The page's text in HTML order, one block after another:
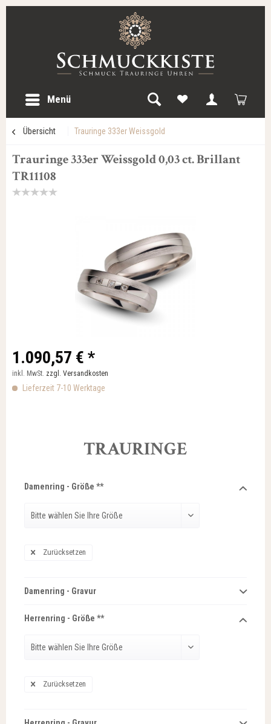
Menü
Übersicht Trauringe 333er Weissgold
Trauringe 333er Weissgold 0,03 ct. Brillant
TR11108
1.090,57 € *
inkl. MwSt. zzgl. Versandkosten
Lieferzeit 7-10 Werktage
TRAURINGE
Damenring - Größe **
Zurücksetzen
Damenring - Gravur
Herrenring - Größe **
Zurücksetzen